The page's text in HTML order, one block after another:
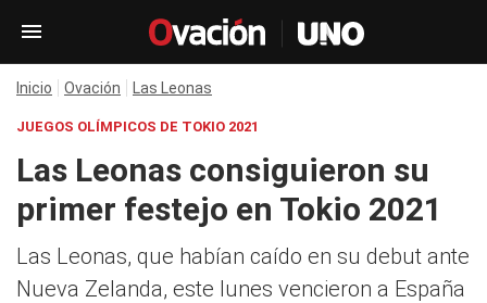
Inicio Ovación Las Leonas
JUEGOS OLÍMPICOS DE TOKIO 2021
Las Leonas consiguieron su
primer festejo en Tokio 2021
Las Leonas, que habían caído en su debut ante
Nueva Zelanda, este lunes vencieron a España